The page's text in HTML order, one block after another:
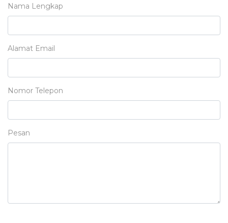
Nama Lengkap
Alamat Email
Nomor Telepon
Pesan